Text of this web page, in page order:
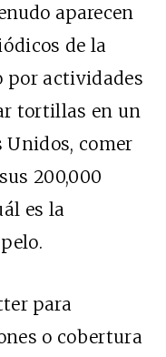
aparecen
de la
por actividades
tortillas en un
Unidos, comer
200,000
es la
para
o cobertura